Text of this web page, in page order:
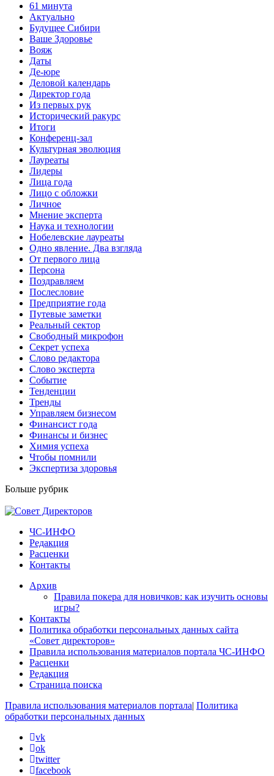
61 минута
Актуально
Будущее Сибири
Ваше Здоровье
Вояж
Даты
Де-юре
Деловой календарь
Директор года
Из первых рук
Исторический ракурс
Итоги
Конференц-зал
Культурная эволюция
Лауреаты
Лидеры
Лица года
Лицо с обложки
Личное
Мнение эксперта
Наука и технологии
Нобелевские лауреаты
Одно явление. Два взгляда
От первого лица
Персона
Поздравляем
Послесловие
Предприятие года
Путевые заметки
Реальный сектор
Свободный микрофон
Секрет успеха
Слово редактора
Слово эксперта
Событие
Тенденции
Тренды
Управляем бизнесом
Финансист года
Финансы и бизнес
Химия успеха
Чтобы помнили
Экспертиза здоровья
Больше рубрик
ЧС-ИНФО
Редакция
Расценки
Контакты
Архив
Правила покера для новичков: как изучить основы
игры?
Контакты
Политика обработки персональных данных сайта
«Совет директоров»
Правила использования материалов портала ЧС-ИНФО
Расценки
Редакция
Страница поиска
Правила использования материалов портала| Политика
обработки персональных данных
vk
ok
twitter
facebook